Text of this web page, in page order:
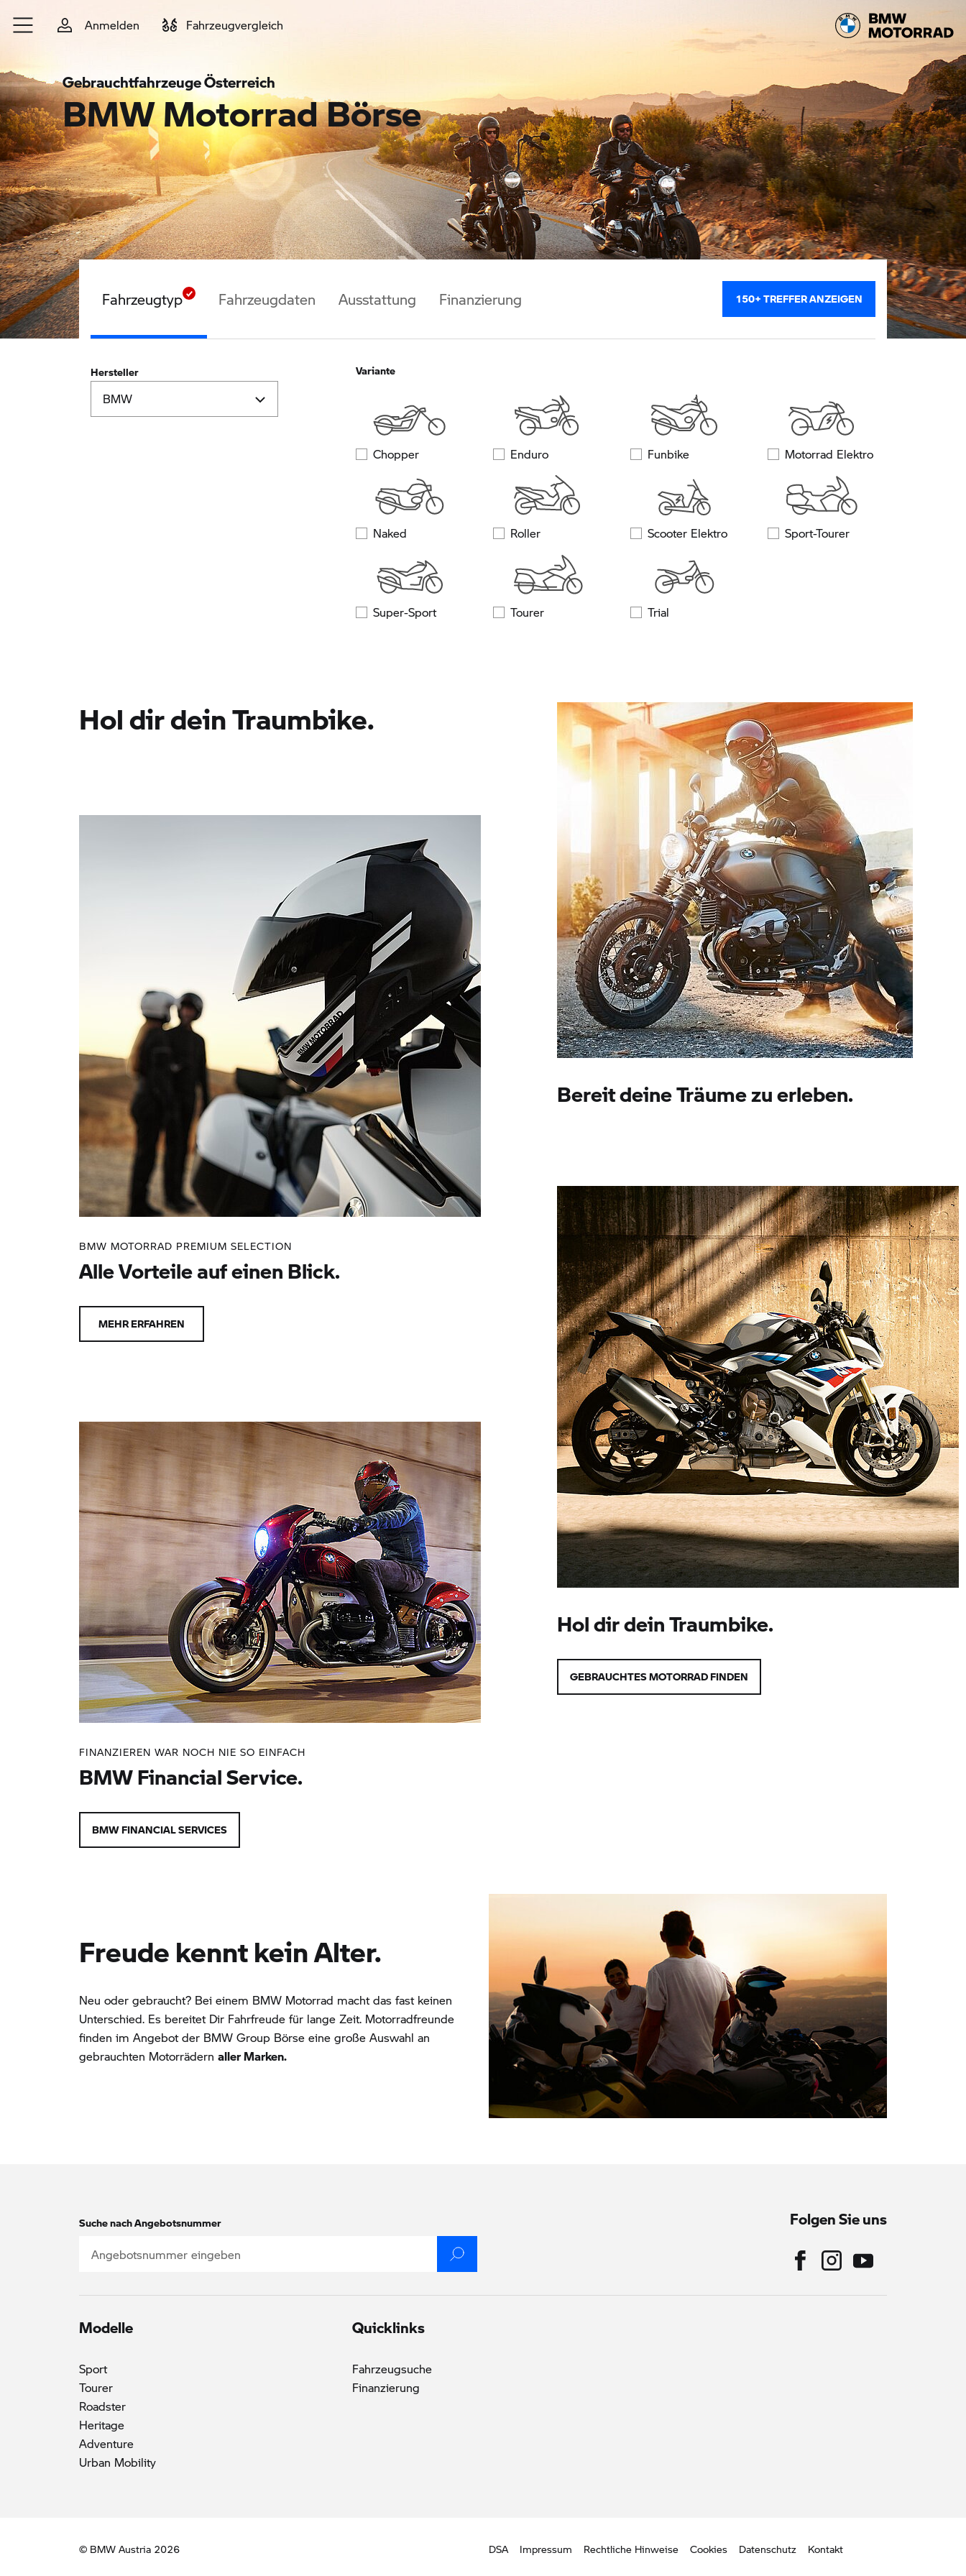
Zum Hauptinhalt springen
Anmelden Fahrzeugvergleich
Gebrauchtfahrzeuge Österreich
BMW Motorrad Börse
Fahrzeugtyp Fahrzeugdaten Ausstattung Finanzierung 150+ TREFFER ANZEIGEN
Hersteller Variante
Chopper Enduro Funbike Motorrad Elektro
Naked Roller Scooter Elektro Sport-Tourer
Super-Sport Tourer Trial
Hol dir dein Traumbike.
Bereit deine Träume zu erleben.
BMW MOTORRAD PREMIUM SELECTION
Alle Vorteile auf einen Blick.
MEHR ERFAHREN
Hol dir dein Traumbike.
GEBRAUCHTES MOTORRAD FINDEN
FINANZIEREN WAR NOCH NIE SO EINFACH
BMW Financial Service.
BMW FINANCIAL SERVICES
Freude kennt kein Alter.
Neu oder gebraucht? Bei einem BMW Motorrad macht das fast keinen
Unterschied. Es bereitet Dir Fahrfreude für lange Zeit. Motorradfreunde
finden im Angebot der BMW Group Börse eine große Auswahl an
gebrauchten Motorrädern aller Marken.
Suche nach Angebotsnummer Folgen Sie uns
Modelle
Sport
Tourer
Roadster
Heritage
Adventure
Urban Mobility
Quicklinks
Fahrzeugsuche
Finanzierung
DSA Impressum Rechtliche Hinweise Cookies Datenschutz Kontakt
© BMW Austria 2026